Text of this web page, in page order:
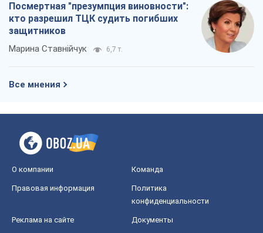
Посмертная "презумпция виновности":
кто разрешил ТЦК судить погибших
защитников
Марина Ставнійчук 6,7 т.
Все мнения
О компании Команда
Правовая информация
Политика
конфиденциальности
Реклама на сайте Документы